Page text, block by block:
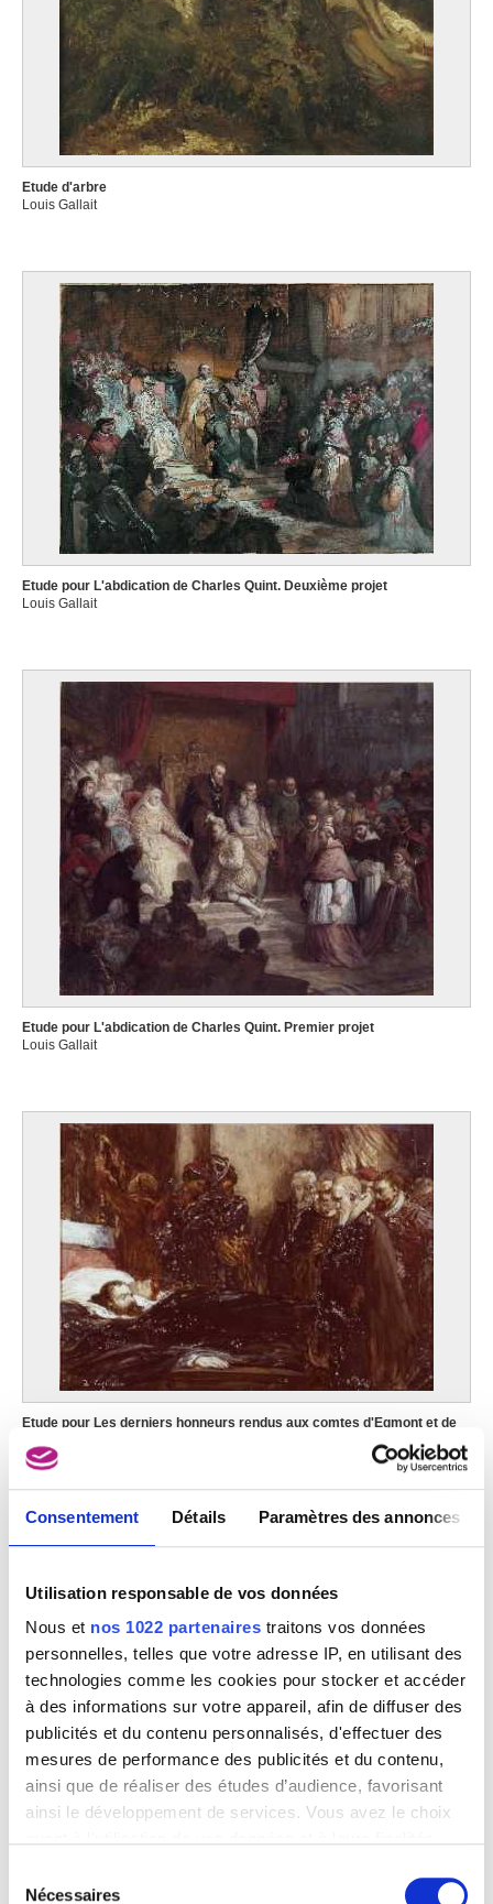
Consentement Détails Paramètres des annonces
Utilisation responsable de vos données
Nous et nos 1022 partenaires traitons vos données
personnelles, telles que votre adresse IP, en utilisant des
technologies comme les cookies pour stocker et accéder
à des informations sur votre appareil, afin de diffuser des
publicités et du contenu personnalisés, d'effectuer des
mesures de performance des publicités et du contenu,
ainsi que de réaliser des études d’audience, favorisant
ainsi le développement de services. Vous avez le choix
tout moment en consultant la Déclaration relative aux
Nécessaires
Etude d'arbre
Louis Gallait
Etude pour L'abdication de Charles Quint. Deuxième projet
Louis Gallait
Etude pour L'abdication de Charles Quint. Premier projet
Louis Gallait
Etude pour Les derniers honneurs rendus aux comtes d'Egmont et de
Louis Gallait